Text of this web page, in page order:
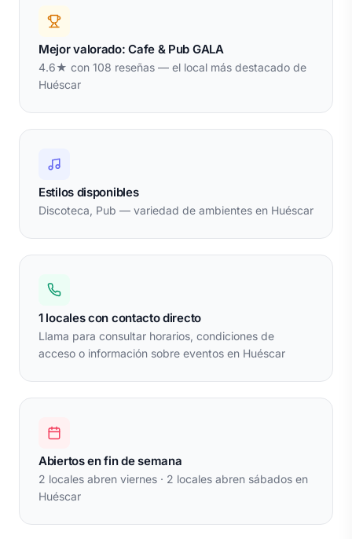
Mejor valorado: Cafe & Pub GALA
4.6★ con 108 reseñas — el local más destacado de
Huéscar
Estilos disponibles
Discoteca, Pub — variedad de ambientes en Huéscar
1 locales con contacto directo
Llama para consultar horarios, condiciones de
acceso o información sobre eventos en Huéscar
Abiertos en fin de semana
2 locales abren viernes · 2 locales abren sábados en
Huéscar